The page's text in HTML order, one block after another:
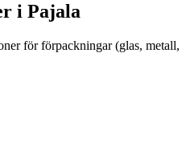
i Pajala
för förpackningar (glas, metall,